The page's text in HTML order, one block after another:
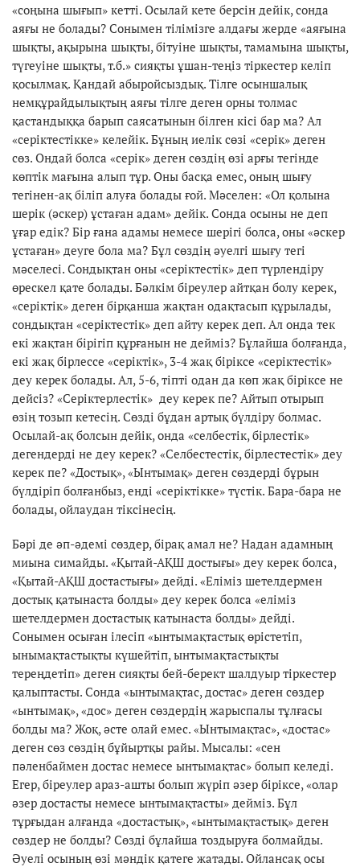
«соңына шығып» кетті. Осылай кете берсін дейік, сонда
аяғы не болады? Сонымен тілімізге алдағы жерде «аяғына
шықты, ақырына шықты, бітуіне шықты, тамамына шықты,
түгеуіне шықты, т.б.» сияқты ұшан-теңіз тіркестер келіп
қосылмақ. Қандай абыройсыздық. Тілге осыншалық
немқұрайдылықтың аяғы тілге деген орны толмас
қастандыққа барып саясатынын білген кісі бар ма? Ал
«серіктестікке» келейік. Бұның иелік сөзі «серік» деген
сөз. Ондай болса «серік» деген сөздің өзі арғы тегінде
көптік мағына алып тұр. Оны басқа емес, оның шығу
тегінен-ақ біліп алуға болады ғой. Мәселен: «Ол қолына
шерік (әскер) ұстаған адам» дейік. Сонда осыны не деп
ұғар едік? Бір ғана адамы немесе шерігі болса, оны «әскер
ұстаған» деуге бола ма? Бұл сөздің әуелгі шығу тегі
мәселесі. Сондықтан оны «серіктестік» деп түрлендіру
өрескел қате болады. Бәлкім біреулер айтқан болу керек,
«серіктік» деген бірқанша жақтан одақтасып құрылады,
сондықтан «серіктестік» деп айту керек деп. Ал онда тек
екі жақтан бірігіп құрғанын не дейміз? Бұлайша болғанда,
екі жақ бірлессе «серіктік», 3-4 жақ біріксе «серіктестік»
деу керек болады. Ал, 5-6, тіпті одан да көп жақ біріксе не
дейсіз? «Серіктерлестік» деу керек пе? Айтып отырып
өзің тозып кетесің. Сөзді бұдан артық бүлдіру болмас.
Осылай-ақ болсын дейік, онда «селбестік, бірлестік»
дегендерді не деу керек? «Селбестестік, бірлестестік» деу
керек пе? «Достық», «Ынтымақ» деген сөздерді бұрын
бүлдіріп болғанбыз, енді «серіктікке» түстік. Бара-бара не
болады, ойлаудан тіксінесің.
Бәрі де әп-әдемі сөздер, бірақ амал не? Надан адамның
миына симайды. «Қытай-АҚШ достығы» деу керек болса,
«Қытай-АҚШ достастығы» дейді. «Еліміз шетелдермен
достық қатынаста болды» деу керек болса «еліміз
шетелдермен достастық катынаста болды» дейді.
Сонымен осыған ілесіп «ынтымақтастық өрістетіп,
ынымақтастықты күшейтіп, ынтымақтастықты
тереңдетіп» деген сияқты бей-берект шалдуыр тіркестер
қалыптасты. Сонда «ынтымақтас, достас» деген сөздер
«ынтымақ», «дос» деген сөздердің жарыспалы тұлғасы
болды ма? Жоқ, әсте олай емес. «Ынтымақтас», «достас»
деген сөз сөздің бұйыртқы райы. Мысалы: «сен
пәленбаймен достас немесе ынтымақтас» болып келеді.
Егер, біреулер араз-ашты болып жүріп әзер біріксе, «олар
әзер достасты немесе ынтымақтасты» дейміз. Бұл
тұрғыдан алғанда «достастық», «ынтымақтастық» деген
сөздер не болды? Сөзді бұлайша тоздыруға болмайды.
Әуелі осының өзі мәндік қатеге жатады. Ойлансақ осы